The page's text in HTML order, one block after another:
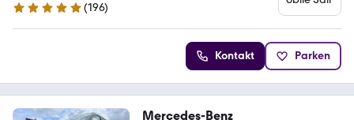
5 Sterne
(196)
Kontakt Parken
Mercedes-Benz